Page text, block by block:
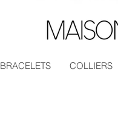
BRACELETS COLLIERS